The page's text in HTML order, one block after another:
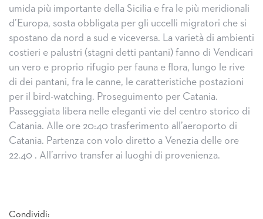
umida più importante della Sicilia e fra le più meridionali
d’Europa, sosta obbligata per gli uccelli migratori che si
spostano da nord a sud e viceversa. La varietà di ambienti
costieri e palustri (stagni detti pantani) fanno di Vendicari
un vero e proprio rifugio per fauna e flora, lungo le rive
di dei pantani, fra le canne, le caratteristiche postazioni
per il bird-watching. Proseguimento per Catania.
Passeggiata libera nelle eleganti vie del centro storico di
Catania. Alle ore 20:40 trasferimento all’aeroporto di
Catania. Partenza con volo diretto a Venezia delle ore
22.40 . All’arrivo transfer ai luoghi di provenienza.
Condividi: